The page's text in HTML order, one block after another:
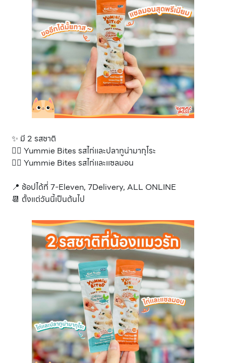
✨ มี 2 รสชาติ
👉🏻 Yummie Bites รสไก่เเละปลาทูน่ามากุโระ
👉🏻 Yummie Bites รสไก่เเละเเซลมอน
📍 ช้อปได้ที่ 7-Eleven, 7Delivery, ALL ONLINE
📆 ตั้งแต่วันนี้เป็นต้นไป